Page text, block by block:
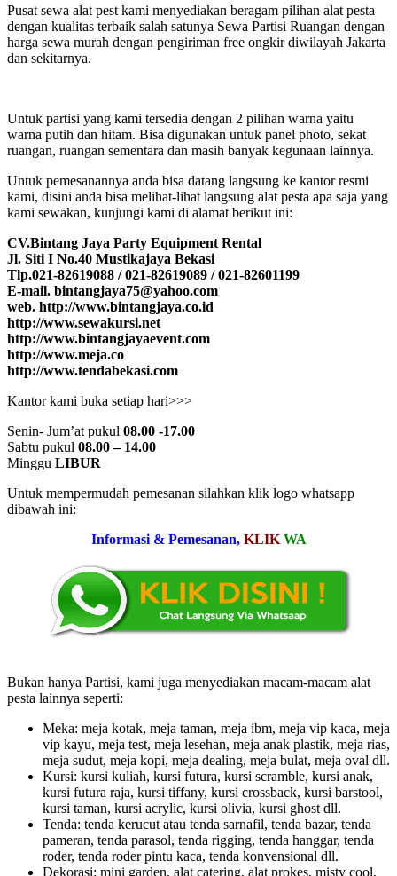
Pusat sewa alat pest kami menyediakan beragam pilihan alat pesta
dengan kualitas terbaik salah satunya Sewa Partisi Ruangan dengan
harga sewa murah dengan pengiriman free ongkir diwilayah Jakarta
dan sekitarnya.
Untuk partisi yang kami tersedia dengan 2 pilihan warna yaitu
warna putih dan hitam. Bisa digunakan untuk panel photo, sekat
ruangan, ruangan sementara dan masih banyak kegunaan lainnya.
Untuk pemesanannya anda bisa datang langsung ke kantor resmi
kami, disini anda bisa melihat-lihat langsung alat pesta apa saja yang
kami sewakan, kunjungi kami di alamat berikut ini:
CV.Bintang Jaya Party Equipment Rental
Jl. Siti I No.40 Mustikajaya Bekasi
Tlp.021-82619088 / 021-82619089 / 021-82601199
E-mail. bintangjaya75@yahoo.com
web. http://www.bintangjaya.co.id
http://www.sewakursi.net
http://www.bintangjayaevent.com
http://www.meja.co
http://www.tendabekasi.com
Kantor kami buka setiap hari>>>
Senin- Jum’at pukul 08.00 -17.00
Sabtu pukul 08.00 – 14.00
Minggu LIBUR
Untuk mempermudah pemesanan silahkan klik logo whatsapp
dibawah ini:
Informasi & Pemesanan, KLIK WA
Bukan hanya Partisi, kami juga menyediakan macam-macam alat
pesta lainnya seperti:
Meka: meja kotak, meja taman, meja ibm, meja vip kaca, meja
vip kayu, meja test, meja lesehan, meja anak plastik, meja rias,
meja sudut, meja kopi, meja dealing, meja bulat, meja oval dll.
Kursi: kursi kuliah, kursi futura, kursi scramble, kursi anak,
kursi futura raja, kursi tiffany, kursi crossback, kursi barstool,
kursi taman, kursi acrylic, kursi olivia, kursi ghost dll.
Tenda: tenda kerucut atau tenda sarnafil, tenda bazar, tenda
pameran, tenda parasol, tenda rigging, tenda hanggar, tenda
roder, tenda roder pintu kaca, tenda konvensional dll.
Dekorasi: mini garden, alat catering, alat prokes, misty cool,